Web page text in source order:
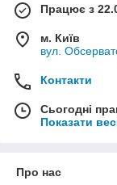
Працює з
м. Київ
вул.
Контакти
Сьогодні
Показати
Про нас